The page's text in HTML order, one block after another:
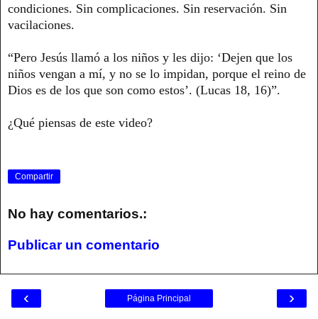
condiciones. Sin complicaciones. Sin reservación. Sin
vacilaciones.
“Pero Jesús llamó a los niños y les dijo: ‘Dejen que los
niños vengan a mí, y no se lo impidan, porque el reino de
Dios es de los que son como estos’. (Lucas 18, 16)”.
¿Qué piensas de este video?
Compartir
No hay comentarios.:
Publicar un comentario
‹ ›
Página Principal